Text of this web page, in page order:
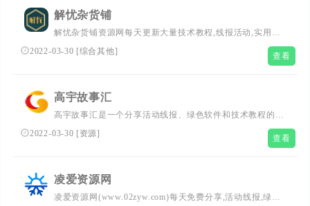
解忧杂货铺
解忧杂货铺资源网每天更新大量技术教程,线报活动,实用软
件,网站源码等，也是专注于分享各种免费资源的网站，我
们致力为您收集全网刚更新最好的免费资源！欢迎各位娱乐
2022-03-30 [综合其他] 查看
高宇故事汇
高宇故事汇是一个分享活动线报、绿色软件和技术教程的故
事网站，在这里您将获得刚更新的活动资讯和网络教程。
2022-03-30 [资源] 查看
凌爱资源网
凌爱资源网(www.02zyw.com)每天免费分享,活动线报,绿色